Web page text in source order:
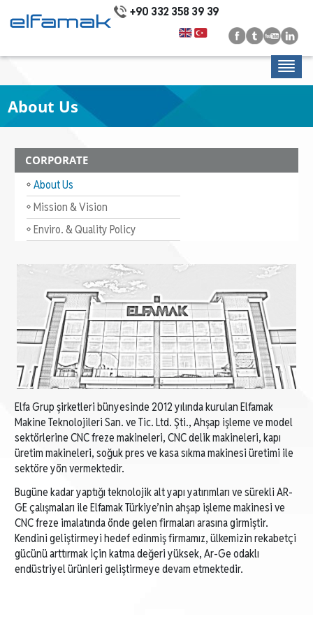
+90 332 358 39 39
About Us
CORPORATE
About Us
Mission & Vision
Enviro. & Quality Policy
Elfa Grup şirketleri bünyesinde 2012 yılında kurulan Elfamak
Makine Teknolojileri San. ve Tic. Ltd. Şti., Ahşap işleme ve model
sektörlerine CNC freze makineleri, CNC delik makineleri, kapı
üretim makineleri, soğuk pres ve kasa sıkma makinesi üretimi ile
sektöre yön vermektedir.
Bugüne kadar yaptığı teknolojik alt yapı yatırımları ve sürekli AR-
GE çalışmaları ile Elfamak Türkiye’nin ahşap işleme makinesi ve
CNC freze imalatında önde gelen firmaları arasına girmiştir.
Kendini geliştirmeyi hedef edinmiş firmamız, ülkemizin rekabetçi
gücünü arttırmak için katma değeri yüksek, Ar-Ge odaklı
endüstriyel ürünleri geliştirmeye devam etmektedir.